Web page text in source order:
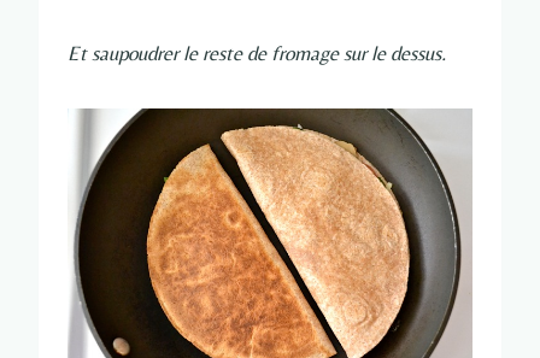
Et saupoudrer le reste de fromage sur le dessus.